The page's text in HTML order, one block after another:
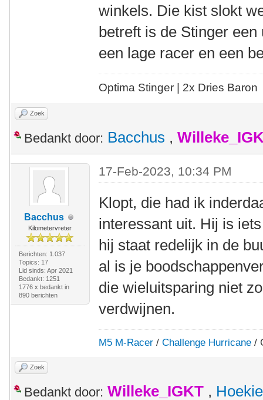
winkels. Die kist slokt
betreft is de Stinger
een lage racer en een
Optima Stinger | 2x Dries Baron
Zoek
Bedankt door: Bacchus ,
Bacchus
Kilometervreter
Berichten: 1.037
Topics: 17
Lid sinds: Apr 2021
Bedankt: 1251
1776 x bedankt in
890 berichten
17-Feb-2023, 10:34 PM
Klopt, die had ik
interessant uit. Hij is
hij staat redelijk in de
al is je
die wieluitsparing niet
verdwijnen.
M5 M-Racer /Challenge Hurricane /
Zoek
Bedankt door: Willeke_IGKT , Hoekie